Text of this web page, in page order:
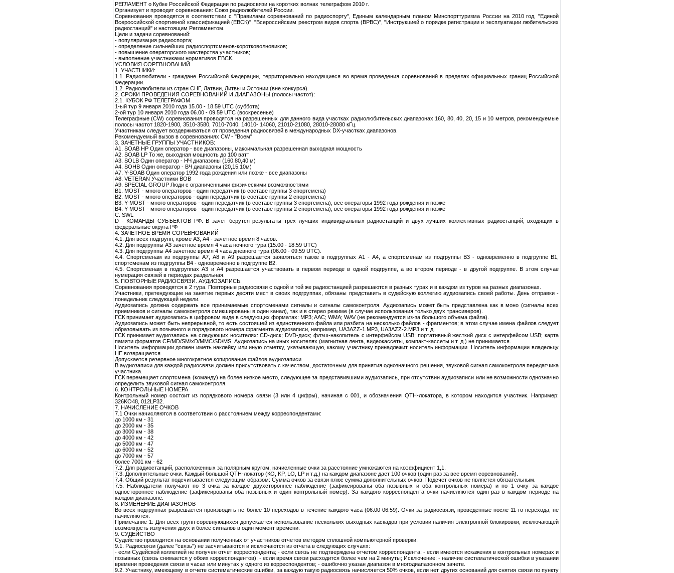
РЕГЛАМЕНТ о Кубке Российской Федерации по радиосвязи на коротких волнах телеграфом 2010 г.
Организует и проводит соревнования: Союз радиолюбителей России.
Cоревнования проводятся в соответствии с "Правилами соревнований по радиоспорту", Единым календарным планом Минспорттуризма России на 2010 год, "Единой
Всероссийской спортивной классификацией (ЕВСК)", "Всероссийским реестром видов спорта (ВРВС)", "Инструкцией о порядке регистрации и эксплуатации любительских
радиостанций" и настоящим Регламентом.
Цели и задачи соревнований:
- популяризация радиоспорта;
- определение сильнейших радиоспортсменов-коротковолновиков;
- повышение операторского мастерства участников;
- выполнение участниками нормативов ЕВСК.
УСЛОВИЯ СОРЕВНОВАНИЙ
1. УЧАСТНИКИ:
1.1. Радиолюбители - граждане Российской Федерации, территориально находящиеся во время проведения соревнований в пределах официальных границ Российской
Федерации.
1.2. Радиолюбители из стран СНГ, Латвии, Литвы и Эстонии (вне конкурса).
2. СРОКИ ПРОВЕДЕНИЯ СОРЕВНОВАНИЙ И ДИАПАЗОНЫ (полосы частот):
2.1. КУБОК РФ ТЕЛЕГРАФОМ
1-ый тур 9 января 2010 года 15.00 - 18.59 UTC (суббота)
2-ой тур 10 января 2010 года 06.00 - 09.59 UTC (воскресенье)
Телеграфные (CW) соревнования проводятся на разрешенных для данного вида участках радиолюбительских диапазонах 160, 80, 40, 20, 15 и 10 метров, рекомендуемые
полосы частот 1820-1900, 3510-3580, 7010-7040, 14010- 14060, 21010-21080, 28010-28080 кГц.
Участникам следует воздерживаться от проведения радиосвязей в международных DX-участках диапазонов.
Рекомендуемый вызов в соревнованиях CW - "Всем"
3. ЗАЧЕТНЫЕ ГРУППЫ УЧАСТНИКОВ:
А1. SOAB HP Один оператор - все диапазоны, максимальная разрешенная выходная мощность
А2. SOAB LP То же, выходная мощность до 100 ватт
A3. SOLB Один оператор - НЧ диапазоны (160,80,40 м)
A4. SOHB Один оператор - ВЧ диапазоны (20,15,10м)
A7. Y-SOAB Один оператор 1992 года рождения или позже - все диапазоны
А8. VETERAN Участники ВОВ
А9. SPECIAL GROUP Люди с ограниченными физическими возможностями
B1. MOST - много операторов - один передатчик (в составе группы 3 спортсмена)
B2. MOST - много операторов - один передатчик (в составе группы 2 спортсмена)
B3. Y-MOST - много операторов - один передатчик (в составе группы 3 спортсмена), все операторы 1992 года рождения и позже
B4. Y-MOST - много операторов - один передатчик (в составе группы 2 спортсмена), все операторы 1992 года рождения и позже
С. SWL
D - КОМАНДЫ СУБЪЕКТОВ РФ. В зачет берутся результаты трех лучших индивидуальных радиостанций и двух лучших коллективных радиостанций, входящих в
федеральные округа РФ
4. ЗАЧЕТНОЕ ВРЕМЯ СОРЕВНОВАНИЙ
4.1. Для всех подгрупп, кроме А3, А4 - зачетное время 8 часов.
4.2. Для подгруппы A3 зачетное время 4 часа ночного тура (15.00 - 18.59 UTC)
4.3. Для подгруппы A4 зачетное время 4 часа дневного тура (06.00 - 09.59 UTC).
4.4. Спортсменам из подгруппы А7, A8 и А9 разрешается заявляться также в подгруппах А1 - А4, а спортсменам из подгруппы В3 - одновременно в подгруппе В1,
спортсменам из подгруппы В4 - одновременно в подгруппе В2.
4.5. Спортсменам в подгруппах A3 и A4 разрешается участвовать в первом периоде в одной подгруппе, а во втором периоде - в другой подгруппе. В этом случае
нумерация связей в периодах раздельная.
5. ПОВТОРНЫЕ РАДИОСВЯЗИ. АУДИОЗАПИСЬ.
Соревнования проводятся в 2 тура. Повторные радиосвязи с одной и той же радиостанцией разрешаются в разных турах и в каждом из туров на разных диапазонах.
Участники, претендующие на занятие первых десяти мест в своих подгруппах, обязаны представить в судейскую коллегию аудиозапись своей работы. День отправки -
понедельник следующей недели.
Аудиозапись должна содержать все принимаемые спортсменами сигналы и сигналы самоконтроля. Аудиозапись может быть представлена как в моно (сигналы всех
приемников и сигналы самоконтроля смикшированы в один канал), так и в стерео режиме (в случае использования только двух трансиверов).
ГСК принимает аудиозапись в цифровом виде в следующих форматах: MP3; AAC; WMA; WAV (не рекомендуется из-за большого объема файла).
Аудиозапись может быть непрерывной, то есть состоящей из единственного файла или разбита на несколько файлов - фрагментов; в этом случае имена файлов следует
образовывать из позывного и порядкового номера фрагмента аудиозаписи, например, UA3AZZ-1.MP3, UA3AZZ-2.MP3 и т. д.
ГСК принимает аудиозапись на следующих носителях: CD-диск; DVD-диск; флэш-накопитель с интерфейсом USB; портативный жесткий диск с интерфейсом USB; карта
памяти форматов CF/MD/SM/xD/MMC/SD/MS. Аудиозапись на иных носителях (магнитная лента, видеокассеты, компакт-кассеты и т. д.) не принимается.
Носитель информации должен иметь наклейку или иную отметку, указывающую, какому участнику принадлежит носитель информации. Носитель информации владельцу
НЕ возвращается.
Допускается резервное многократное копирование файлов аудиозаписи.
В аудиозаписи для каждой радиосвязи должен присутствовать с качеством, достаточным для принятия однозначного решения, звуковой сигнал самоконтроля передатчика
участника.
ГСК перемещает спортсмена (команду) на более низкое место, следующее за представившими аудиозапись, при отсутствии аудиозаписи или не возможности однозначно
определить звуковой сигнал самоконтроля.
6. КОНТРОЛЬНЫЕ НОМЕРА
Контрольный номер состоит из порядкового номера связи (3 или 4 цифры), начиная с 001, и обозначения QTH-локатора, в котором находится участник. Например:
326KO48, 012LP32.
7. НАЧИСЛЕНИЕ ОЧКОВ
7.1 Очки начисляются в соответствии с расстоянием между корреспондентами:
до 1000 км - 31
до 2000 км - 35
до 3000 км - 38
до 4000 км - 42
до 5000 км - 47
до 6000 км - 52
до 7000 км - 57
более 7001 км - 62
7.2. Для радиостанций, расположенных за полярным кругом, начисленные очки за расстояние умножаются на коэффициент 1,1.
7.3. Дополнительные очки. Каждый большой QTH-локатор (КО, KP, LO, LP и т.д.) на каждом диапазоне дает 100 очков (один раз за все время соревнований).
7.4. Общий результат подсчитывается следующим образом: Сумма очков за связи плюс сумма дополнительных очков. Подсчет очков не является обязательным.
7.5. Наблюдатели получают по 3 очка за каждое двухстороннее наблюдение (зафиксированы оба позывных и оба контрольных номера) и по 1 очку за каждое
одностороннее наблюдение (зафиксированы оба позывных и один контрольный номер). За каждого корреспондента очки начисляются один раз в каждом периоде на
каждом диапазоне.
8. ИЗМЕНЕНИЕ ДИАПАЗОНОВ
Во всех подгруппах разрешается производить не более 10 переходов в течение каждого часа (06.00-06.59). Очки за радиосвязи, проведенные после 11-го перехода, не
начисляются.
Примечание 1: Для всех групп соревнующихся допускается использование нескольких выходных каскадов при условии наличия электронной блокировки, исключающей
возможность излучения двух и более сигналов в один момент времени.
9. СУДЕЙСТВО
Судейство проводится на основании полученных от участников отчетов методом сплошной компьютерной проверки.
9.1. Радиосвязи (далее "связь") не засчитываются и исключаются из отчета в следующих случаях:
- если Судейской коллегией не получен отчет корреспондента; - если связь не подтверждена отчетом корреспондента; - если имеются искажения в контрольных номерах и
позывных (связь снимается у обоих корреспондентов); - если время связи расходится более чем на 2 минуты; Исключение: - наличие систематической ошибки в указании
времени проведения связи в часах или минутах у одного из корреспондентов; - ошибочно указан диапазон в многодиапазонном зачете.
9.2. Участнику, имеющему в отчете систематические ошибки, за каждую такую радиосвязь начисляется 50% очков, если нет других оснований для снятия связи по пункту